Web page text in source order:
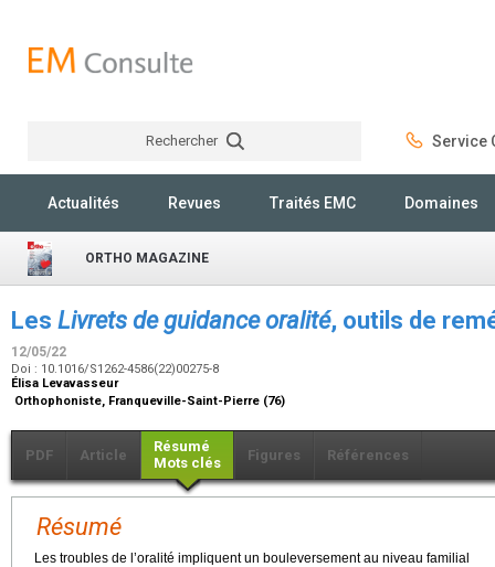
Rechercher Service
Actualités Revues Traités EMC Domaines
ORTHO MAGAZINE
Les Livrets de guidance oralité, outils de
12/05/22
Doi : 10.1016/S1262-4586(22)00275-8
Élisa Levavasseur
Orthophoniste, Franqueville-Saint-Pierre (76)
PDF Article
Résumé
Mots clés
Figures Références
Résumé
Les troubles de l’oralité impliquent un bouleversement au niveau familial